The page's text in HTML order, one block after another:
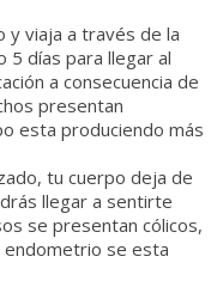
y viaja a través de la
5 días para llegar al
a consecuencia de
presentan
esta produciendo más
tu cuerpo deja de
llegar a sentirte
se presentan cólicos,
endometrio se esta